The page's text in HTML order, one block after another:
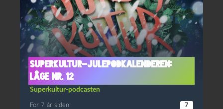
Superkultur-julepodkalenderen:
Låge nr. 12
Superkultur-podcasten
For 7 år siden 7